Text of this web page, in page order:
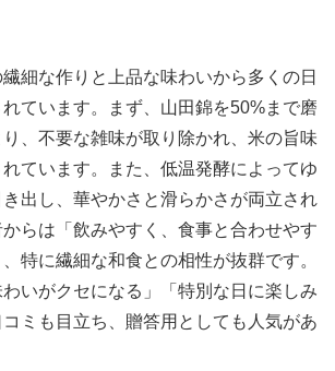
細な作りと上品な味わいから多くの日
ています。まず、山田錦を50%まで磨
、不要な雑味が取り除かれ、米の旨味
ています。また、低温発酵によってゆ
出し、華やかさと滑らかさが両立され
らは「飲みやすく、食事と合わせやす
特に繊細な和食との相性が抜群です。
わいがクセになる」「特別な日に楽しみ
ミも目立ち、贈答用としても人気があ